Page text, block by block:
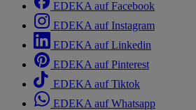
EDEKA auf Facebook
EDEKA auf Instagram
EDEKA auf Linkedin
EDEKA auf Pinterest
EDEKA auf Tiktok
EDEKA auf Whatsapp